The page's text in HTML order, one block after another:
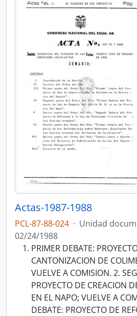
Actas-1987-1988
PCL-87-88-024 · Unidad
02/24/1988
PRIMER DEBATE:
CANTONIZACION DE
VUELVE A COMISION. 2.
PROYECTO DE CREACION
EN EL NAPO; VUELVE A
DEBATE: PROYECTO DE